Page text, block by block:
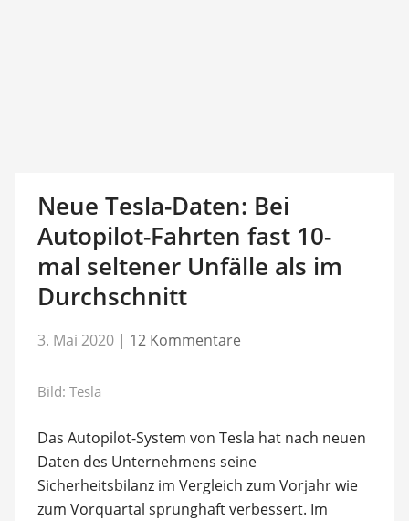
Neue Tesla-Daten: Bei
Autopilot-Fahrten fast 10-
mal seltener Unfälle als im
Durchschnitt
3. Mai 2020 | 12 Kommentare
Bild: Tesla
Das Autopilot-System von Tesla hat nach neuen
Daten des Unternehmens seine
Sicherheitsbilanz im Vergleich zum Vorjahr wie
zum Vorquartal sprunghaft verbessert. Im